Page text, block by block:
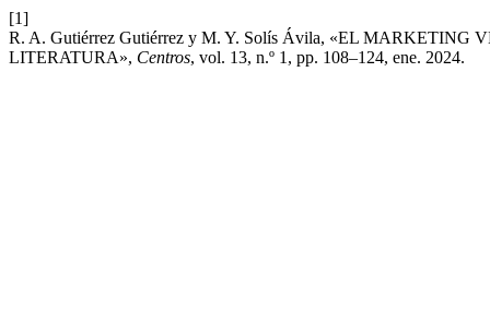
[1]
R. A. Gutiérrez Gutiérrez y M. Y. Solís Ávila, «EL
LITERATURA», Centros, vol. 13, n.º 1, pp. 108–124, ene. 2024.